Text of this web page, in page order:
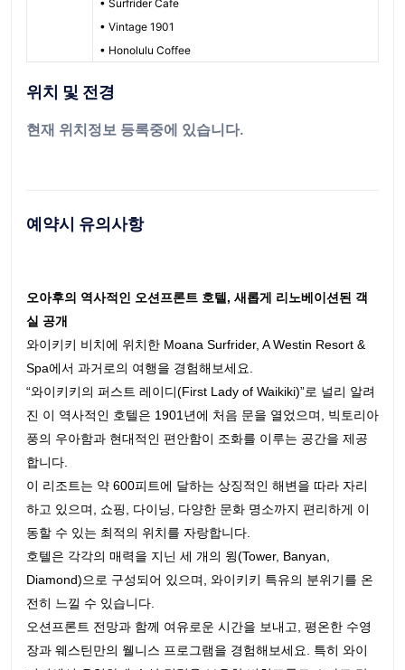
• Surfrider Cafe
• Vintage 1901
• Honolulu Coffee
위치 및 전경
현재 위치정보 등록중에 있습니다.
예약시 유의사항
오아후의 역사적인 오션프론트 호텔, 새롭게 리노베이션된 객
실 공개
와이키키 비치에 위치한 Moana Surfrider, A Westin Resort &
Spa에서 과거로의 여행을 경험해보세요.
“와이키키의 퍼스트 레이디(First Lady of Waikiki)”로 널리 알려
진 이 역사적인 호텔은 1901년에 처음 문을 열었으며, 빅토리아
풍의 우아함과 현대적인 편안함이 조화를 이루는 공간을 제공
합니다.
이 리조트는 약 600피트에 달하는 상징적인 해변을 따라 자리
하고 있으며, 쇼핑, 다이닝, 다양한 문화 명소까지 편리하게 이
동할 수 있는 최적의 위치를 자랑합니다.
호텔은 각각의 매력을 지닌 세 개의 윙(Tower, Banyan,
Diamond)으로 구성되어 있으며, 와이키키 특유의 분위기를 온
전히 느낄 수 있습니다.
오션프론트 전망과 함께 여유로운 시간을 보내고, 평온한 수영
장과 웨스틴만의 웰니스 프로그램을 경험해보세요. 특히 와이